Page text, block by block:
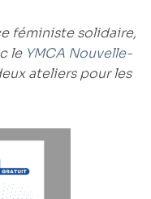
féministe solidaire,
le YMCA Nouvelle-
ateliers pour les